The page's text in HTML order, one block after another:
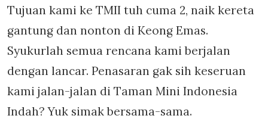
Tujuan kami ke TMII tuh cuma 2, naik kereta
gantung dan nonton di Keong Emas.
Syukurlah semua rencana kami berjalan
dengan lancar. Penasaran gak sih keseruan
kami jalan-jalan di Taman Mini Indonesia
Indah? Yuk simak bersama-sama.